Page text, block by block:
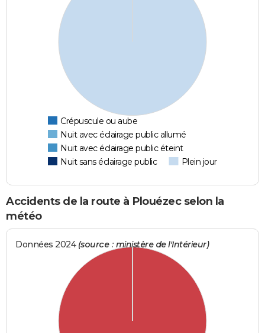
Crépuscule ou aube
Nuit avec éclairage public allumé
Nuit avec éclairage public éteint
Nuit sans éclairage public
Plein jour
Accidents de la route à Plouézec selon la
météo
Données 2024 (source : ministère de l'Intérieur)